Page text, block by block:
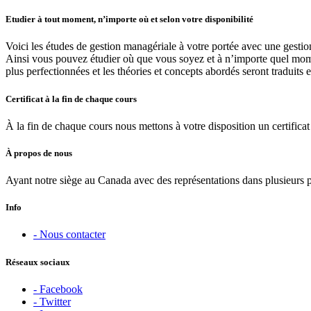
Etudier à tout moment, n’importe où et selon votre disponibilité
Voici les études de gestion managériale à votre portée avec une
Ainsi vous pouvez étudier où que vous soyez et à n’importe quel
plus perfectionnées et les théories et concepts abordés seront traduits
Certificat à la fin de chaque cours
À la fin de chaque cours nous mettons à votre disposition un
À propos de nous
Ayant notre siège au Canada avec des représentations dans
Info
- Nous contacter
Réseaux sociaux
- Facebook
- Twitter